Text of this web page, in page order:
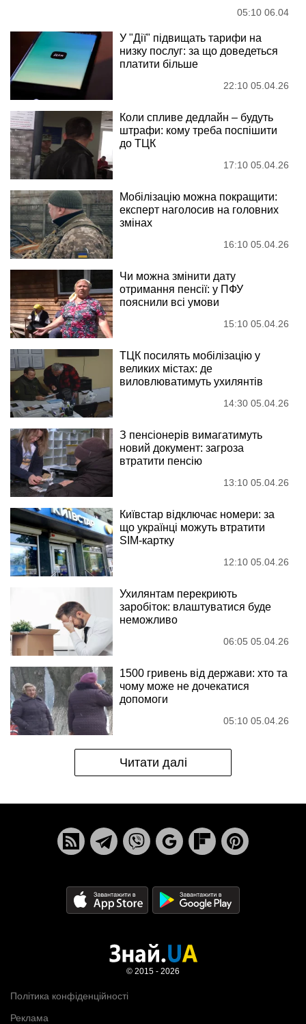
05:10 06.04
У "Дії" підвищать тарифи на
низку послуг: за що доведеться
платити більше
22:10 05.04.26
Коли спливе дедлайн – будуть
штрафи: кому треба поспішити
до ТЦК
17:10 05.04.26
Мобілізацію можна покращити:
експерт наголосив на головних
змінах
16:10 05.04.26
Чи можна змінити дату
отримання пенсії: у ПФУ
пояснили всі умови
15:10 05.04.26
ТЦК посилять мобілізацію у
великих містах: де
виловлюватимуть ухилянтів
14:30 05.04.26
З пенсіонерів вимагатимуть
новий документ: загроза
втратити пенсію
13:10 05.04.26
Київстар відключає номери: за
що українці можуть втратити
SIM-картку
12:10 05.04.26
Ухилянтам перекриють
заробіток: влаштуватися буде
неможливо
06:05 05.04.26
1500 гривень від держави: хто та
чому може не дочекатися
допомоги
05:10 05.04.26
Читати далі
Політика конфіденційності
Реклама
© 2015 - 2026